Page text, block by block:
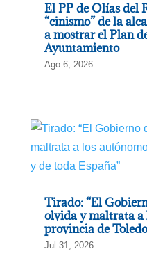
El PP de Olías del
“cinismo” de la
a mostrar el Plan
Ayuntamiento
Ago 6, 2026
Tirado: “El
olvida y maltrata a
provincia de
Jul 31, 2026